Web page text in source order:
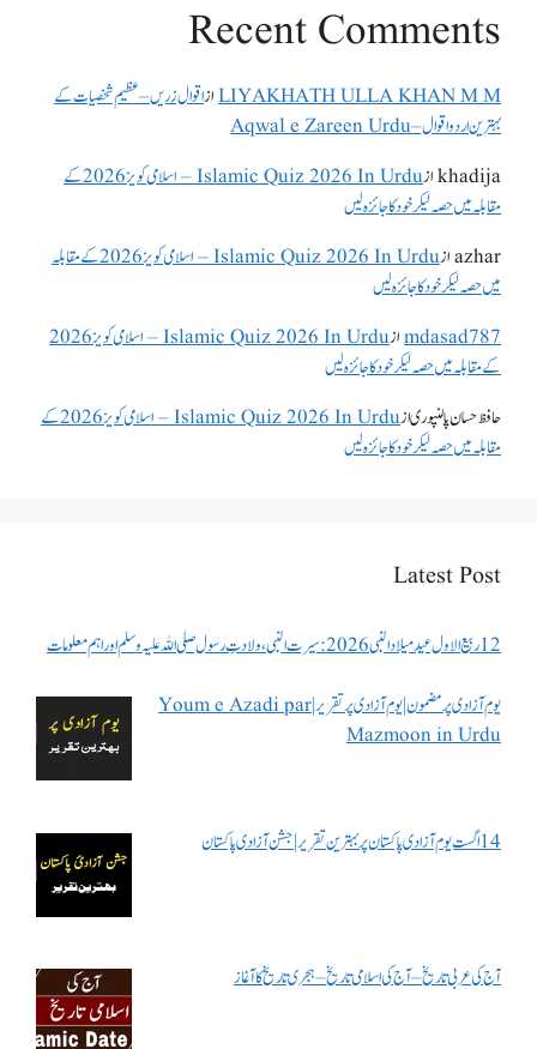
Recent Comments
LIYAKHATH ULLA KHAN M Mازاقوال زریں – عظیم شخصیات کے
بہترین اردو اقوال – Aqwal e Zareen Urdu
khadijaاز
Islamic Quiz 2026 In Urdu – اسلامی کویز 2026 کے
مقابلہ میں حصہ لیکر خود کا جائزہ لیں
azharاز
Islamic Quiz 2026 In Urdu – اسلامی کویز 2026 کے مقابلہ
میں حصہ لیکر خود کا جائزہ لیں
mdasad787از
Islamic Quiz 2026 In Urdu – اسلامی کویز 2026
کے مقابلہ میں حصہ لیکر خود کا جائزہ لیں
حافظ حسان پالنپوریاز
Islamic Quiz 2026 In Urdu – اسلامی کویز 2026 کے
مقابلہ میں حصہ لیکر خود کا جائزہ لیں
Latest Post
12 ربیع الاول عید میلاد النبی 2026: سیرت النبی، ولادتِ رسول صلی اللہ علیہ وسلم اور اہم معلومات
یوم آزادی پر مضمون | یوم آزادی پر تقریر | Youm e Azadi par
Mazmoon in Urdu
14 اگست یوم آزادی پاکستان پر بہترین تقریر | جشن آزادی پاکستان
آج کی عربی تاریخ – آج کی اسلامی تاریخ – ہجری تاریخ کا آغاز